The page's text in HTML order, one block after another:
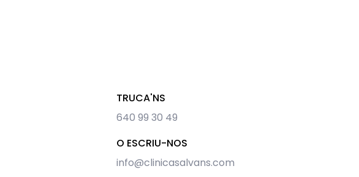
TRUCA'NS
640 99 30 49
O ESCRIU-NOS
info@clinicasalvans.com